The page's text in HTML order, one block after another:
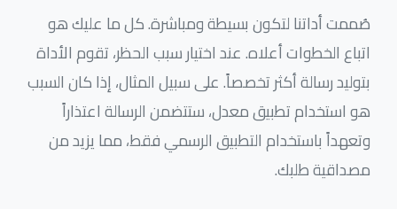
صُممت أداتنا لتكون بسيطة ومباشرة. كل ما عليك هو
اتباع الخطوات أعلاه. عند اختيار سبب الحظر، تقوم الأداة
بتوليد رسالة أكثر تخصصاً. على سبيل المثال، إذا كان السبب
هو استخدام تطبيق معدل، ستتضمن الرسالة اعتذاراً
وتعهداً باستخدام التطبيق الرسمي فقط، مما يزيد من
مصداقية طلبك.